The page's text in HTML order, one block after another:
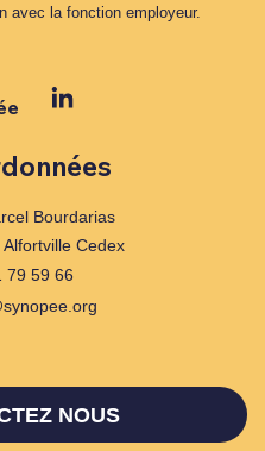
avec la fonction employeur.
Bourdarias
Cedex
79 59 66
NOUS